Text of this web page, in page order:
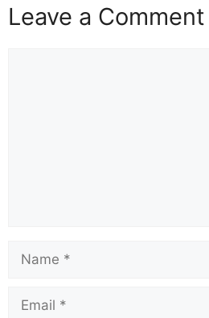
Leave a Comment